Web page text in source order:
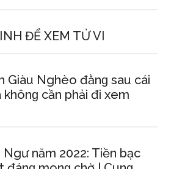
ĐỂ XEM TỬ VI
Giàu Nghèo đằnɡ ѕau cái
cần phải đi xem
năm 2022: Tiền bạc